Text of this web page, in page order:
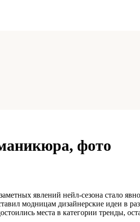
фото
явлений нейл-сезона стало
модницам дизайнерские идеи в
места в категории тренды,